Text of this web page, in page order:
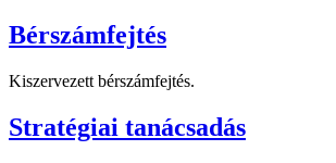
Bérszámfejtés
Kiszervezett bérszámfejtés.
Stratégiai tanácsadás